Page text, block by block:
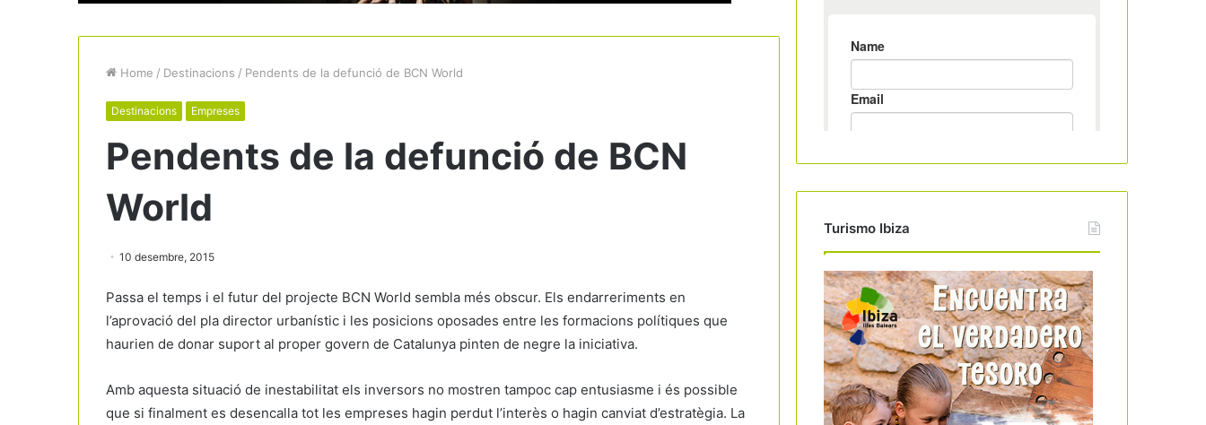
Home / Destinacions / Pendents de la defunció de BCN World
Destinacions Empreses
Pendents de la defunció de BCN
World
10 desembre, 2015
Passa el temps i el futur del projecte BCN World sembla més obscur. Els endarreriments en
l’aprovació del pla director urbanístic i les posicions oposades entre les formacions polítiques que
haurien de donar suport al proper govern de Catalunya pinten de negre la iniciativa.
Amb aquesta situació de inestabilitat els inversors no mostren tampoc cap entusiasme i és possible
que si finalment es desencalla tot les empreses hagin perdut l’interès o hagin canviat d’estratègia. La
Turismo Ibiza